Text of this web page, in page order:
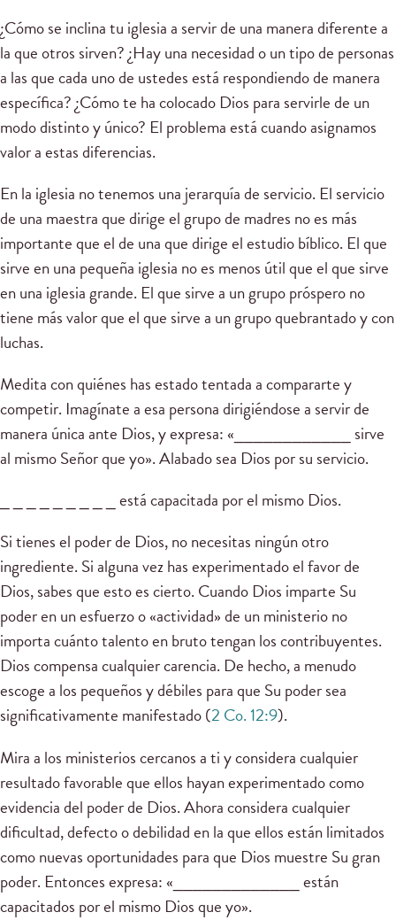
¿Cómo se inclina tu iglesia a servir de una manera diferente a
la que otros sirven? ¿Hay una necesidad o un tipo de personas
a las que cada uno de ustedes está respondiendo de manera
específica? ¿Cómo te ha colocado Dios para servirle de un
modo distinto y único? El problema está cuando asignamos
valor a estas diferencias.
En la iglesia no tenemos una jerarquía de servicio. El servicio
de una maestra que dirige el grupo de madres no es más
importante que el de una que dirige el estudio bíblico. El que
sirve en una pequeña iglesia no es menos útil que el que sirve
en una iglesia grande. El que sirve a un grupo próspero no
tiene más valor que el que sirve a un grupo quebrantado y con
luchas.
Medita con quiénes has estado tentada a compararte y
competir. Imagínate a esa persona dirigiéndose a servir de
manera única ante Dios, y expresa: «____________ sirve
al mismo Señor que yo». Alabado sea Dios por su servicio.
_ _ _ _ _ _ _ _ _ está capacitada por el mismo Dios.
Si tienes el poder de Dios, no necesitas ningún otro
ingrediente. Si alguna vez has experimentado el favor de
Dios, sabes que esto es cierto. Cuando Dios imparte Su
poder en un esfuerzo o «actividad» de un ministerio no
importa cuánto talento en bruto tengan los contribuyentes.
Dios compensa cualquier carencia. De hecho, a menudo
escoge a los pequeños y débiles para que Su poder sea
significativamente manifestado (2 Co. 12:9).
Mira a los ministerios cercanos a ti y considera cualquier
resultado favorable que ellos hayan experimentado como
evidencia del poder de Dios. Ahora considera cualquier
dificultad, defecto o debilidad en la que ellos están limitados
como nuevas oportunidades para que Dios muestre Su gran
poder. Entonces expresa: «_____________ están
capacitados por el mismo Dios que yo».